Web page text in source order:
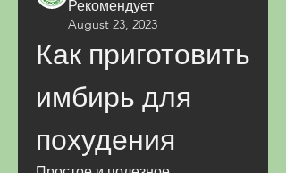
Рекомендует
August 23, 2023
Как приготовить
имбирь для
похудения